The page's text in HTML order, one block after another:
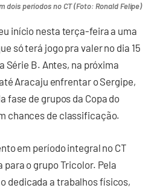
dois períodos no CT (Foto: Ronald Felipe)
início nesta terça-feira a uma
só terá jogo pra valer no dia 15
Série B. Antes, na próxima
Aracaju enfrentar o Sergipe,
fase de grupos da Copa do
chances de classificação.
em período integral no CT
para o grupo Tricolor. Pela
dedicada a trabalhos físicos,